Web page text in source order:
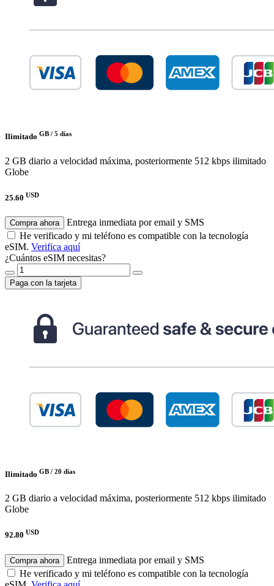
Ilimitado GB / 5 días
2 GB diario a velocidad máxima, posteriormente 512 kbps ilimitado
Globe
25.60 USD
Compra ahora
Entrega inmediata por email y SMS
He verificado y mi teléfono es compatible con la tecnología
eSIM. Verifica aquí
¿Cuántos eSIM necesitas?
Paga con la tarjeta
Ilimitado GB / 20 días
2 GB diario a velocidad máxima, posteriormente 512 kbps ilimitado
Globe
92.80 USD
Compra ahora
Entrega inmediata por email y SMS
He verificado y mi teléfono es compatible con la tecnología